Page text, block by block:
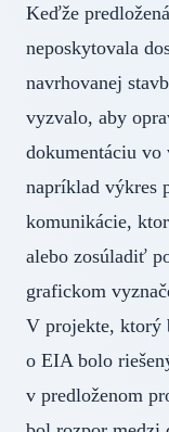
Keďže
neposkytovala
navrhovanej
vyzvalo, aby
dokumentáciu
napríklad výkres
komunikácie,
alebo zosúladiť
grafickom
V projekte, ktorý
o EIA bolo
v predloženom